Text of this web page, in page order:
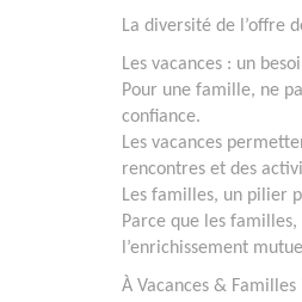
La diversité de l’offre
Les vacances : un
Pour une famille, ne
confiance.
Les vacances
rencontres et des
Les familles, un pilier
Parce que les
l’enrichissement
À Vacances &